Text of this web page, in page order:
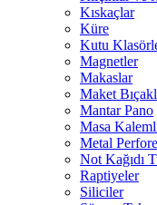
Kıskaçlar
Küre
Kutu
Magnetler
Makaslar
Maket
Mantar Pano
Masa
Metal
Not Kağıdı
Raptiyeler
Siliciler